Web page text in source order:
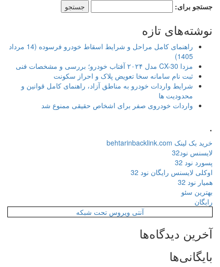
جستجو برای:
نوشته‌های تازه
راهنمای کامل مراحل و شرایط اسقاط خودرو فرسوده (14 مرداد
1405)
مزدا CX-30 مدل ۲۰۲۴ آفتاب خودرو؛ بررسی و مشخصات فنی
ثبت نام سامانه سخا تعویض پلاک و احراز سکونت
شرایط واردات خودرو به مناطق آزاد، راهنمای کامل قوانین و
محدودیت ها
واردات خودروی صفر برای اشخاص حقیقی ممنوع شد
خرید بک لینک behtarinbacklink.com
لایسنس نود32
پسورد نود 32
اوکلی لایسنس رایگان نود 32
همیار نود 32
بهترین سئو
رایگان
آنتی ویروس تحت شبکه
آخرین دیدگاه‌ها
بایگانی‌ها